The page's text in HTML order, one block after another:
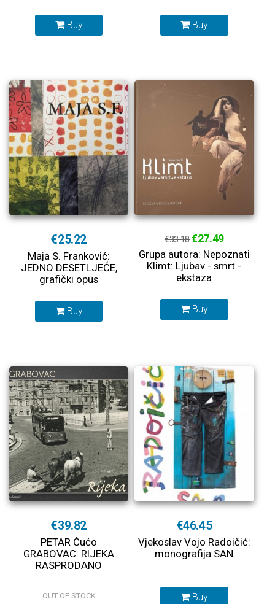
Buy Buy
€25.22
Maja S. Franković:
JEDNO DESETLJEĆE,
grafički opus
Buy
€33.18€27.49
Grupa autora: Nepoznati
Klimt: Ljubav - smrt -
ekstaza
Buy
€39.82
PETAR Ćućo
GRABOVAC: RIJEKA
RASPRODANO
OUT OF STOCK
€46.45
Vjekoslav Vojo Radoičić:
monografija SAN
Buy